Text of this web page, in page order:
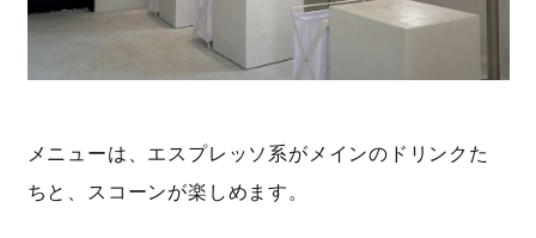
メニューは、エスプレッソ系がメインのドリンクた
ちと、スコーンが楽しめます。